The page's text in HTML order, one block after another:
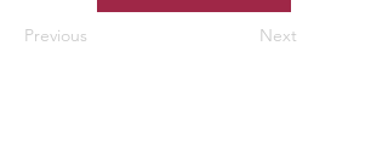
Previous Next